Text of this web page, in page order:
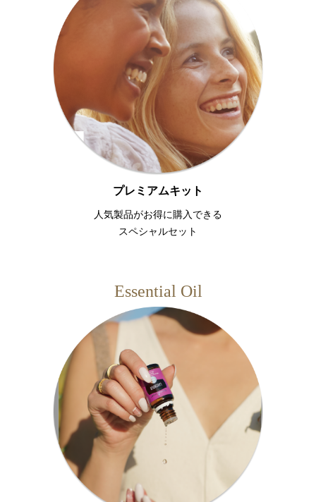
プレミアムキット
人気製品がお得に購入できる
スペシャルセット
Essential Oil